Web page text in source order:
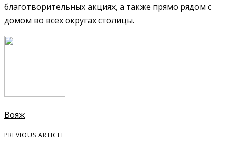
благотворительных акциях, а также прямо рядом с
домом во всех округах столицы.
Вояж
PREVIOUS ARTICLE